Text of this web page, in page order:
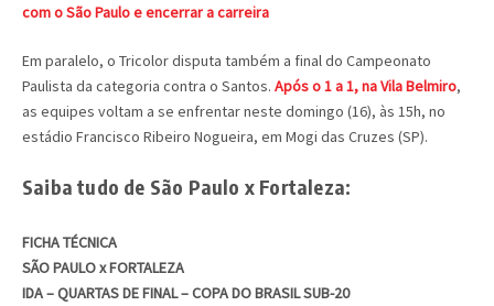
com o São Paulo e encerrar a carreira
Em paralelo, o Tricolor disputa também a final do Campeonato
Paulista da categoria contra o Santos. Após o 1 a 1, na Vila Belmiro,
as equipes voltam a se enfrentar neste domingo (16), às 15h, no
estádio Francisco Ribeiro Nogueira, em Mogi das Cruzes (SP).
Saiba tudo de São Paulo x Fortaleza:
FICHA TÉCNICA
SÃO PAULO x FORTALEZA
IDA – QUARTAS DE FINAL – COPA DO BRASIL SUB-20